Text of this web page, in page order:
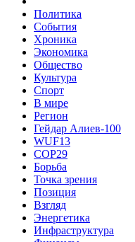
Политика
События
Хроника
Экономика
Общество
Культура
Спорт
В мире
Регион
Гейдар Алиев-100
WUF13
COP29
Борьба
Точка зрения
Позиция
Взгляд
Энергетика
Инфраструктура